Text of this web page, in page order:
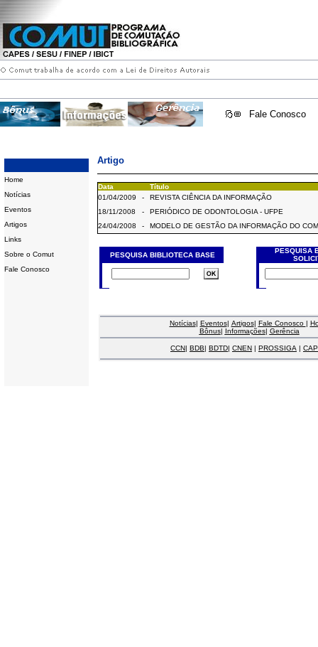
Fale Conosco
Home
Notícias
Eventos
Artigos
Links
Sobre o Comut
Fale Conosco
Artigo
Data
Título
01/04/2009
-
REVISTA CIÊNCIA DA INFORMAÇÃO
18/11/2008
-
PERIÓDICO DE ODONTOLOGIA - UFPE
24/04/2008
- MODELO DE GESTÃO DA INFORMAÇÃO DO
PESQUISA BIBLIOTECA BASE
PESQUISA
Notícias| Eventos| Artigos| Fale Conosco |
Bônus| Informações| Gerência
CCN| BDB| BDTD| CNEN | PROSSIGA |